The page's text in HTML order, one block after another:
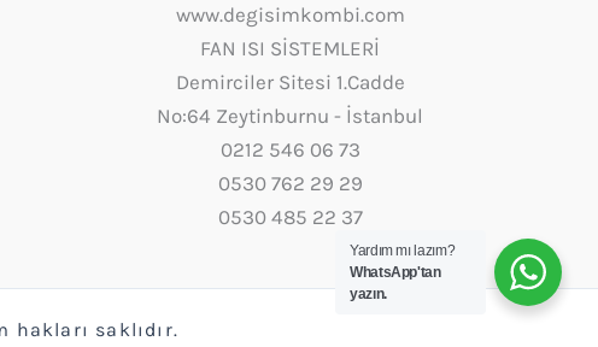
www.degisimkombi.com
FAN ISI SİSTEMLERİ
Demirciler Sitesi 1.Cadde
No:64 Zeytinburnu - İstanbul
0212 546 06 73
0530 762 29 29
0530 485 22 37
hakları saklıdır.
Yardım mı lazım?
WhatsApp'tan
yazın.